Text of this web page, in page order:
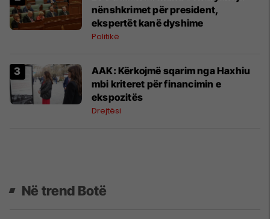
nënshkrimet për president,
ekspertët kanë dyshime
Politikë
AAK: Kërkojmë sqarim nga Haxhiu
mbi kriteret për financimin e
ekspozitës
Drejtësi
Në trend Botë